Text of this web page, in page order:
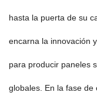
hasta la puerta de su
encarna la innovación
para producir paneles
globales. En la fase